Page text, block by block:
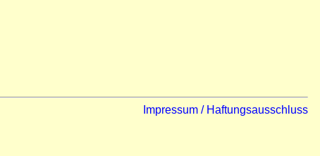
Impressum / Haftungsausschluss